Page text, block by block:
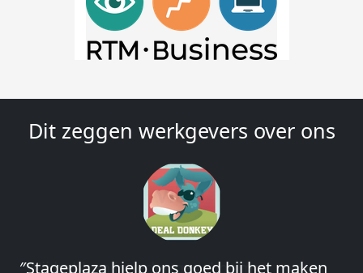
Dit zeggen werkgevers over ons
″Stageplaza hielp ons goed bij het maken
″Wij hebben in ieder geval prima